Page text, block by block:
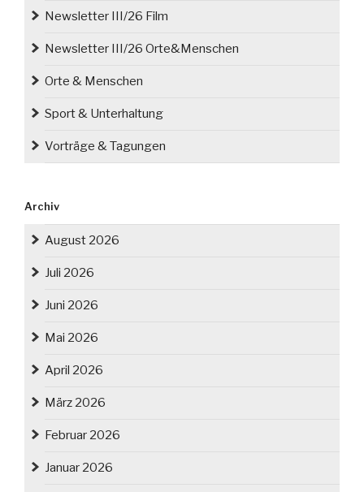
Newsletter III/26 Film
Newsletter III/26 Orte&Menschen
Orte & Menschen
Sport & Unterhaltung
Vorträge & Tagungen
Archiv
August 2026
Juli 2026
Juni 2026
Mai 2026
April 2026
März 2026
Februar 2026
Januar 2026